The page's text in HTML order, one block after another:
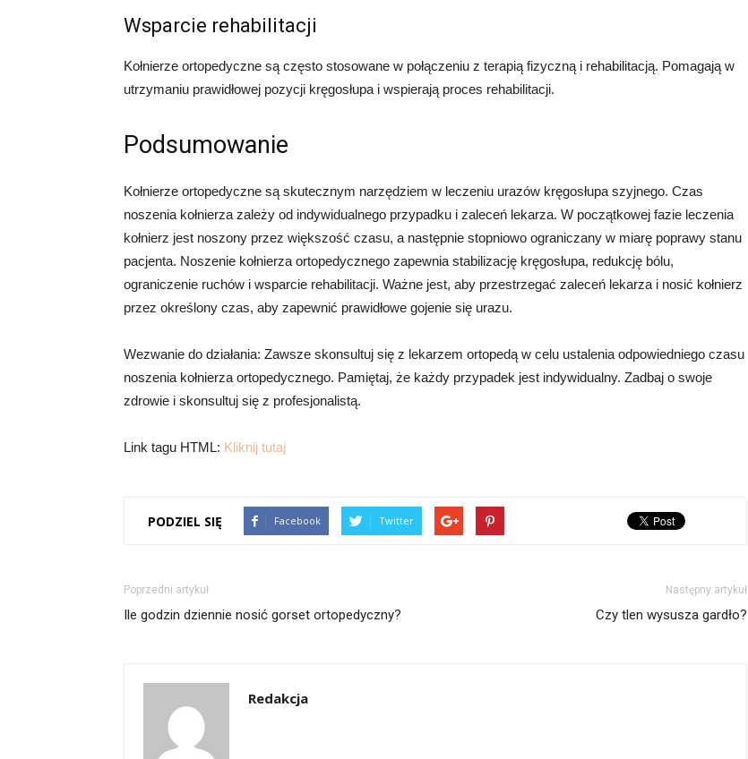
Wsparcie rehabilitacji
Kołnierze ortopedyczne są często stosowane w połączeniu z terapią fizyczną i rehabilitacją. Pomagają w
utrzymaniu prawidłowej pozycji kręgosłupa i wspierają proces rehabilitacji.
Podsumowanie
Kołnierze ortopedyczne są skutecznym narzędziem w leczeniu urazów kręgosłupa szyjnego. Czas
noszenia kołnierza zależy od indywidualnego przypadku i zaleceń lekarza. W początkowej fazie leczenia
kołnierz jest noszony przez większość czasu, a następnie stopniowo ograniczany w miarę poprawy stanu
pacjenta. Noszenie kołnierza ortopedycznego zapewnia stabilizację kręgosłupa, redukcję bólu,
ograniczenie ruchów i wsparcie rehabilitacji. Ważne jest, aby przestrzegać zaleceń lekarza i nosić kołnierz
przez określony czas, aby zapewnić prawidłowe gojenie się urazu.
Wezwanie do działania: Zawsze skonsultuj się z lekarzem ortopedą w celu ustalenia odpowiedniego czasu
noszenia kołnierza ortopedycznego. Pamiętaj, że każdy przypadek jest indywidualny. Zadbaj o swoje
zdrowie i skonsultuj się z profesjonalistą.
Link tagu HTML: Kliknij tutaj
PODZIEL SIĘ Facebook Twitter
Poprzedni artykuł
Ile godzin dziennie nosić gorset ortopedyczny?
Następny artykuł
Czy tlen wysusza gardło?
Redakcja